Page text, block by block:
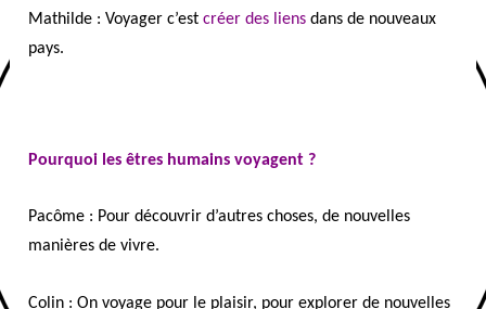
Mathilde : Voyager c’estcréer des liens dans de nouveaux
pays.
Pourquoi les êtres humains voyagent ?
Pacôme : Pour découvrir d’autres choses, de nouvelles
manières de vivre.
Colin : On voyage pour le plaisir, pour explorer de nouvelles